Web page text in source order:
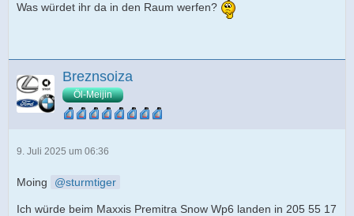
Was würdet ihr da in den Raum werfen?
Breznsoiza
Öl-Meijin
9. Juli 2025 um 06:36
Moing sturmtiger
Ich würde beim Maxxis Premitra Snow Wp6 landen in 205 55 17